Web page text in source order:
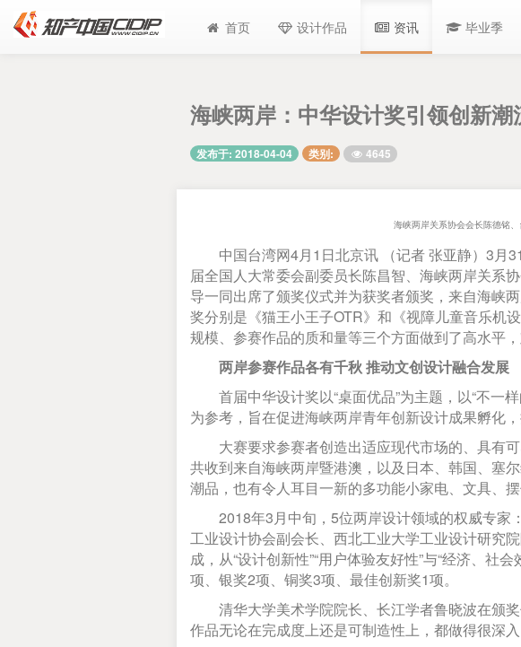
首页 设计作品 资讯 毕业季
海峡两岸：中华设计奖引领创新
发布于: 2018-04-04 类别: 4645
海峡两岸关系协会会长陈德铭
中国台湾网4月1日北京讯 （记者 张亚静）3月
届全国人大常委会副委员长陈昌智、海峡两岸关系
导一同出席了颁奖仪式并为获奖者颁奖，来自海峡
奖分别是《猫王小王子OTR》和《视障儿童音乐机
规模、参赛作品的质和量等三个方面做到了高水平，
两岸参赛作品各有千秋 推动文创设计融合发展
首届中华设计奖以“桌面优品”为主题，以“不一
为参考，旨在促进海峡两岸青年创新设计成果孵化
大赛要求参赛者创造出适应现代市场的、具有可
共收到来自海峡两岸暨港澳，以及日本、韩国、塞
潮品，也有令人耳目一新的多功能小家电、文具、摆
2018年3月中旬，5位两岸设计领域的权威专家
工业设计协会副会长、西北工业大学工业设计研究
成，从“设计创新性”“用户体验友好性”与“经济、社
项、银奖2项、铜奖3项、最佳创新奖1项。
清华大学美术学院院长、长江学者鲁晓波在颁奖
作品无论在完成度上还是可制造性上，都做得很深入